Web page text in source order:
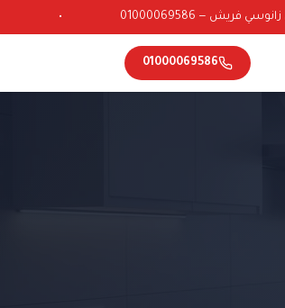
فريش — 01000069586
01000069586